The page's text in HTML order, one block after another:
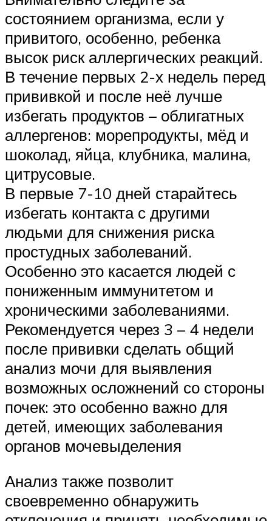
состоянием организма, если у
привитого, особенно, ребенка
высок риск аллергических реакций.
В течение первых 2-х недель перед
прививкой и после неё лучше
избегать продуктов – облигатных
аллергенов: морепродукты, мёд и
шоколад, яйца, клубника, малина,
цитрусовые.
В первые 7-10 дней старайтесь
избегать контакта с другими
людьми для снижения риска
простудных заболеваний.
Особенно это касается людей с
пониженным иммунитетом и
хроническими заболеваниями.
Рекомендуется через 3 – 4 недели
после прививки сделать общий
анализ мочи для выявления
возможных осложнений со стороны
почек: это особенно важно для
детей, имеющих заболевания
органов мочевыделения
Анализ также позволит
своевременно обнаружить